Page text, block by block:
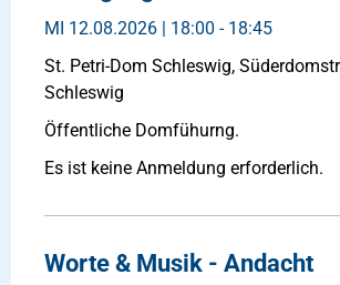
MI 12.08.2026 | 18:00 - 18:45
St. Petri-Dom Schleswig,
Schleswig
Öffentliche Domfühurng.
Es ist keine Anmeldung erforderlich.
Worte & Musik - Andacht